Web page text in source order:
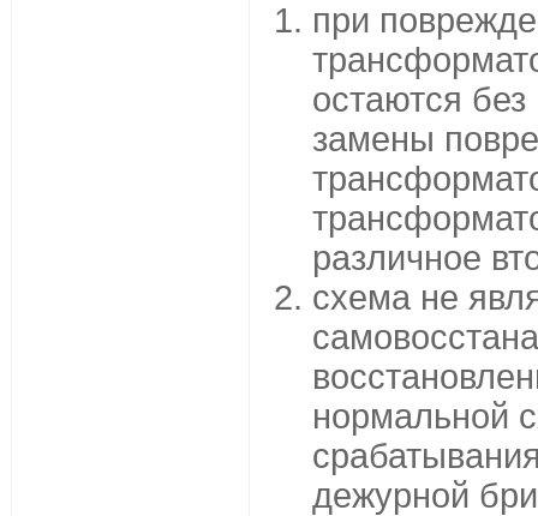
при
остаются
замены
различное
схема не
нормальной
дежурной